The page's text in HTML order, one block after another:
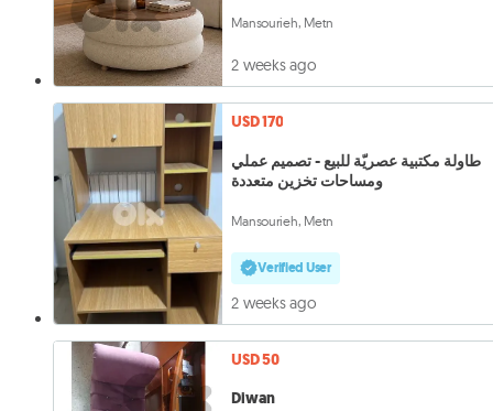
Mansourieh, Metn
2 weeks ago
USD 170
طاولة مكتبية عصريّة للبيع - تصميم عملي
ومساحات تخزين متعددة
Mansourieh, Metn
Verified User
2 weeks ago
USD 50
Diwan